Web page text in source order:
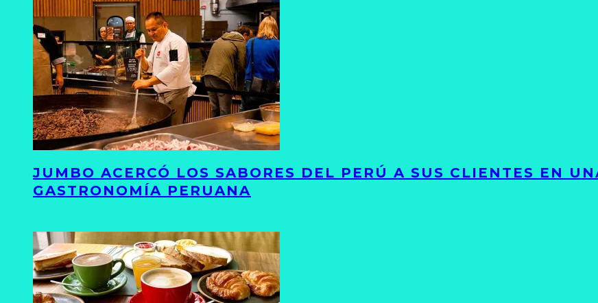
JUMBO ACERCÓ LOS SABORES DEL PERÚ A SUS CLIENTES EN
GASTRONOMÍA PERUANA